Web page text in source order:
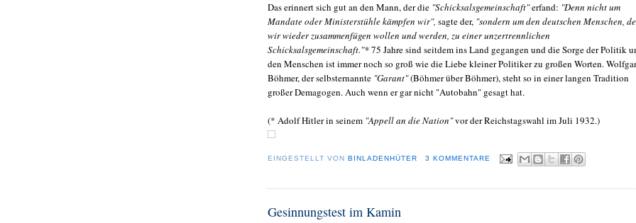
Das erinnert sich gut an den Mann, der die "Schicksalsgemeinschaft"erfand: "Denn nicht um
Mandate oder Ministerstühle kämpfen wir", sagte der, "sondern um den deutschen Menschen,
wir wieder zusammenfügen wollen und werden, zu einer unzertrennlichen
Schicksalsgemeinschaft."*75 Jahre sind seitdem ins Land gegangen und die Sorge der Politik
den Menschen ist immer noch so groß wie die Liebe kleiner Politiker zu großen Worten.
Böhmer, der selbsternannte "Garant"(Böhmer über Böhmer), steht so in einer langen Tradition
großer Demagogen. Auch wenn er gar nicht "Autobahn" gesagt hat.
(* Adolf Hitler in seinem "Appell an die Nation"vor der Reichstagswahl im Juli 1932.)
EINGESTELLT VONBINLADENHÜTER 3 KOMMENTARE
Gesinnungstest im Kamin